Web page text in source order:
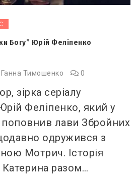
Богу” Юрій Феліпенко
Ганна Тимошенко 0
зірка серіалу
Феліпенко, який у
поповнив лави Збройних
одружився з
Мотрич. Історія
разом…